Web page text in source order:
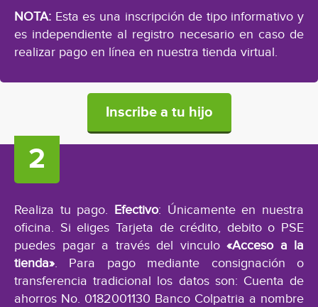
NOTA: Esta es una inscripción de tipo informativo y
es independiente al registro necesario en caso de
realizar pago en línea en nuestra tienda virtual.
Inscribe a tu hijo
Realiza tu pago. Efectivo: Únicamente en nuestra
oficina. Si eliges Tarjeta de crédito, debito o PSE
puedes pagar a través del vinculo «Acceso a la
tienda». Para pago mediante consignación o
transferencia tradicional los datos son: Cuenta de
ahorros No. 0182001130 Banco Colpatria a nombre